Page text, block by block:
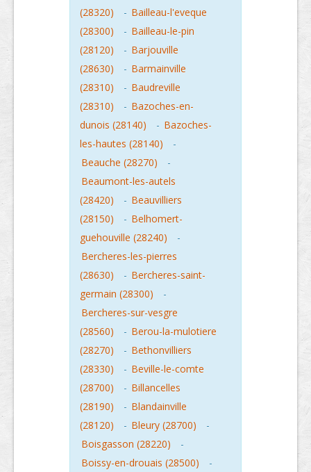
(28320)
- Bailleau-l'eveque
(28300)
- Bailleau-le-pin
(28120)
- Barjouville
(28630)
- Barmainville
(28310)
- Baudreville
(28310)
- Bazoches-en-
dunois (28140)
- Bazoches-
les-hautes (28140)
-
Beauche (28270)
-
Beaumont-les-autels
(28420)
- Beauvilliers
(28150)
- Belhomert-
guehouville (28240)
-
Bercheres-les-pierres
(28630)
- Bercheres-saint-
germain (28300)
-
Bercheres-sur-vesgre
(28560)
- Berou-la-mulotiere
(28270)
- Bethonvilliers
(28330)
- Beville-le-comte
(28700)
- Billancelles
(28190)
- Blandainville
(28120)
- Bleury (28700)
-
Boisgasson (28220)
-
Boissy-en-drouais (28500)
-